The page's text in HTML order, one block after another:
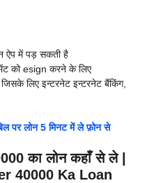
ऐप में पड़ सकती है
को esign करने के लिए
लिए इन्टरनेट इन्टरनेट बैंकिंग,
पर लोन 5 मिनट में ले फ़ोन से
का लोन कहाँ से ले |
40000 Ka Loan